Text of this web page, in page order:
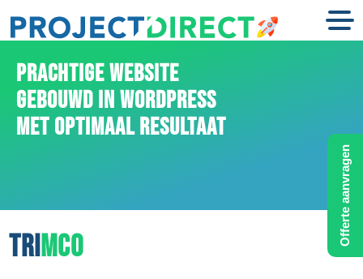
PRACHTIGE WEBSITE
GEBOUWD IN WORDPRESS
MET OPTIMAAL RESULTAAT
TRIMCO
Offerte aanvragen